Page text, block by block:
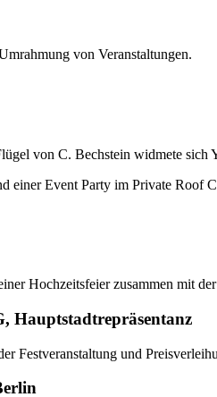
von Veranstaltungen.
von C. Bechstein widmete sich
einer Event Party im Private Roof
Hochzeitsfeier zusammen mit der
Hauptstadtrepräsentanz
Festveranstaltung und